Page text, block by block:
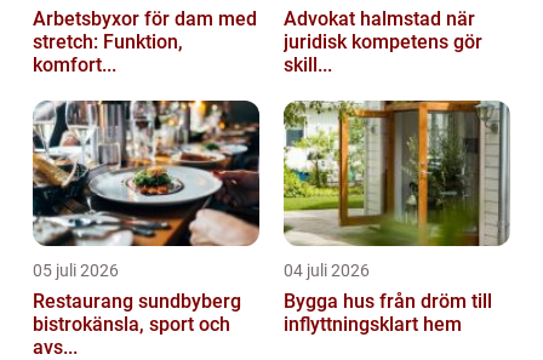
Arbetsbyxor för dam med
stretch: Funktion,
komfort...
Advokat halmstad när
juridisk kompetens gör
skill...
05 juli 2026
Restaurang sundbyberg
bistrokänsla, sport och
avs...
04 juli 2026
Bygga hus från dröm till
inflyttningsklart hem